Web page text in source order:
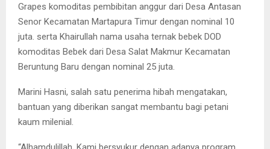
Grapes komoditas pembibitan anggur dari Desa Antasan
Senor Kecamatan Martapura Timur dengan nominal 10
juta. serta Khairullah nama usaha ternak bebek DOD
komoditas Bebek dari Desa Salat Makmur Kecamatan
Beruntung Baru dengan nominal 25 juta.
Marini Hasni, salah satu penerima hibah mengatakan,
bantuan yang diberikan sangat membantu bagi petani
kaum milenial.